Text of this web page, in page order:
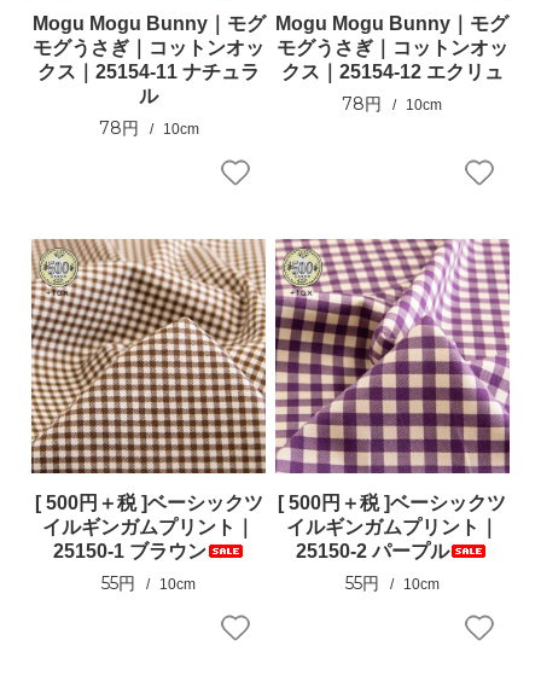
Mogu Mogu Bunny｜モグ
モグうさぎ｜コットンオッ
クス｜25154-11 ナチュラ
ル
78円 10cm
Mogu Mogu Bunny｜モグ
モグうさぎ｜コットンオッ
クス｜25154-12 エクリュ
78円 10cm
[ 500円＋税 ]ベーシックツ
イルギンガムプリント｜
25150-1 ブラウン
55円 10cm
[ 500円＋税 ]ベーシックツ
イルギンガムプリント｜
25150-2 パープル
55円 10cm